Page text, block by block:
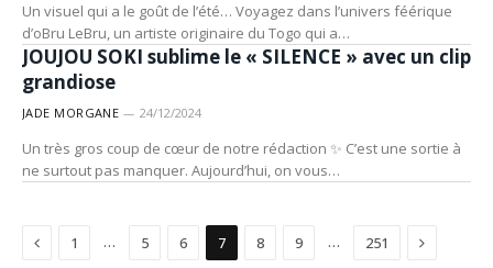
Un visuel qui a le goût de l’été… Voyagez dans l’univers féérique
d’oBru LeBru, un artiste originaire du Togo qui a…
ARTISTES
JOUJOU SOKI sublime le « SILENCE » avec un clip
grandiose
JADE MORGANE 24/12/2024
Un très gros coup de cœur de notre rédaction ✨ C’est une sortie à
ne surtout pas manquer. Aujourd’hui, on vous…
Précédent
1 … 5 6 7 8 9 … 251 Suivant